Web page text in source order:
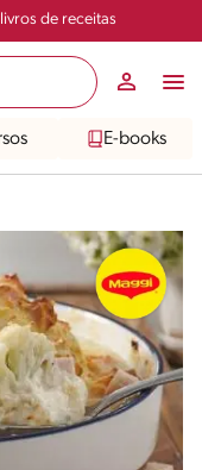
de receitas
E-books
Compartilhar